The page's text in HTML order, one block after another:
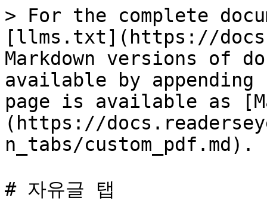
> For the complete
[llms.txt](https://
Markdown versions of
available by
page is available as
(https://
n_tabs/custom_pdf.md).
# 자유글 탭